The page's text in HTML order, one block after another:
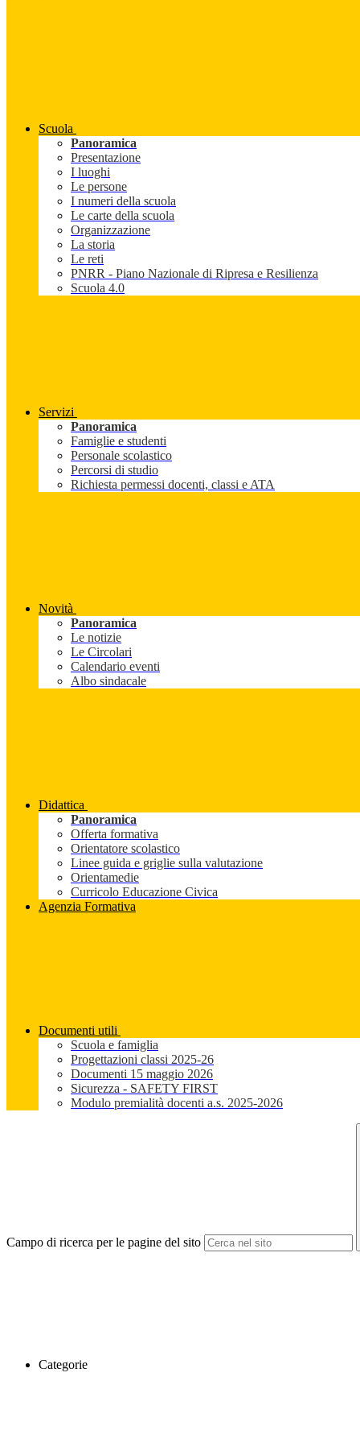
Scuola
Panoramica
Presentazione
I luoghi
Le persone
I numeri della scuola
Le carte della scuola
Organizzazione
La storia
Le reti
PNRR - Piano Nazionale di Ripresa e Resilienza
Scuola 4.0
Servizi
Panoramica
Famiglie e studenti
Personale scolastico
Percorsi di studio
Richiesta permessi docenti, classi e ATA
Novità
Panoramica
Le notizie
Le Circolari
Calendario eventi
Albo sindacale
Didattica
Panoramica
Offerta formativa
Orientatore scolastico
Linee guida e griglie sulla valutazione
Orientamedie
Curricolo Educazione Civica
Agenzia Formativa
Documenti utili
Scuola e famiglia
Progettazioni classi 2025-26
Documenti 15 maggio 2026
Sicurezza - SAFETY FIRST
Modulo premialità docenti a.s. 2025-2026
Campo di ricerca per le pagine del sito
Categorie